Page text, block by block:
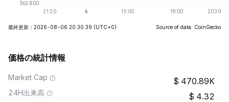
最終更新：2026-08-06 20:30:39 (UTC+0) Source of data: CoinGecko
価格の統計情報
Market Cap 470.89K
24H出来高 4.32